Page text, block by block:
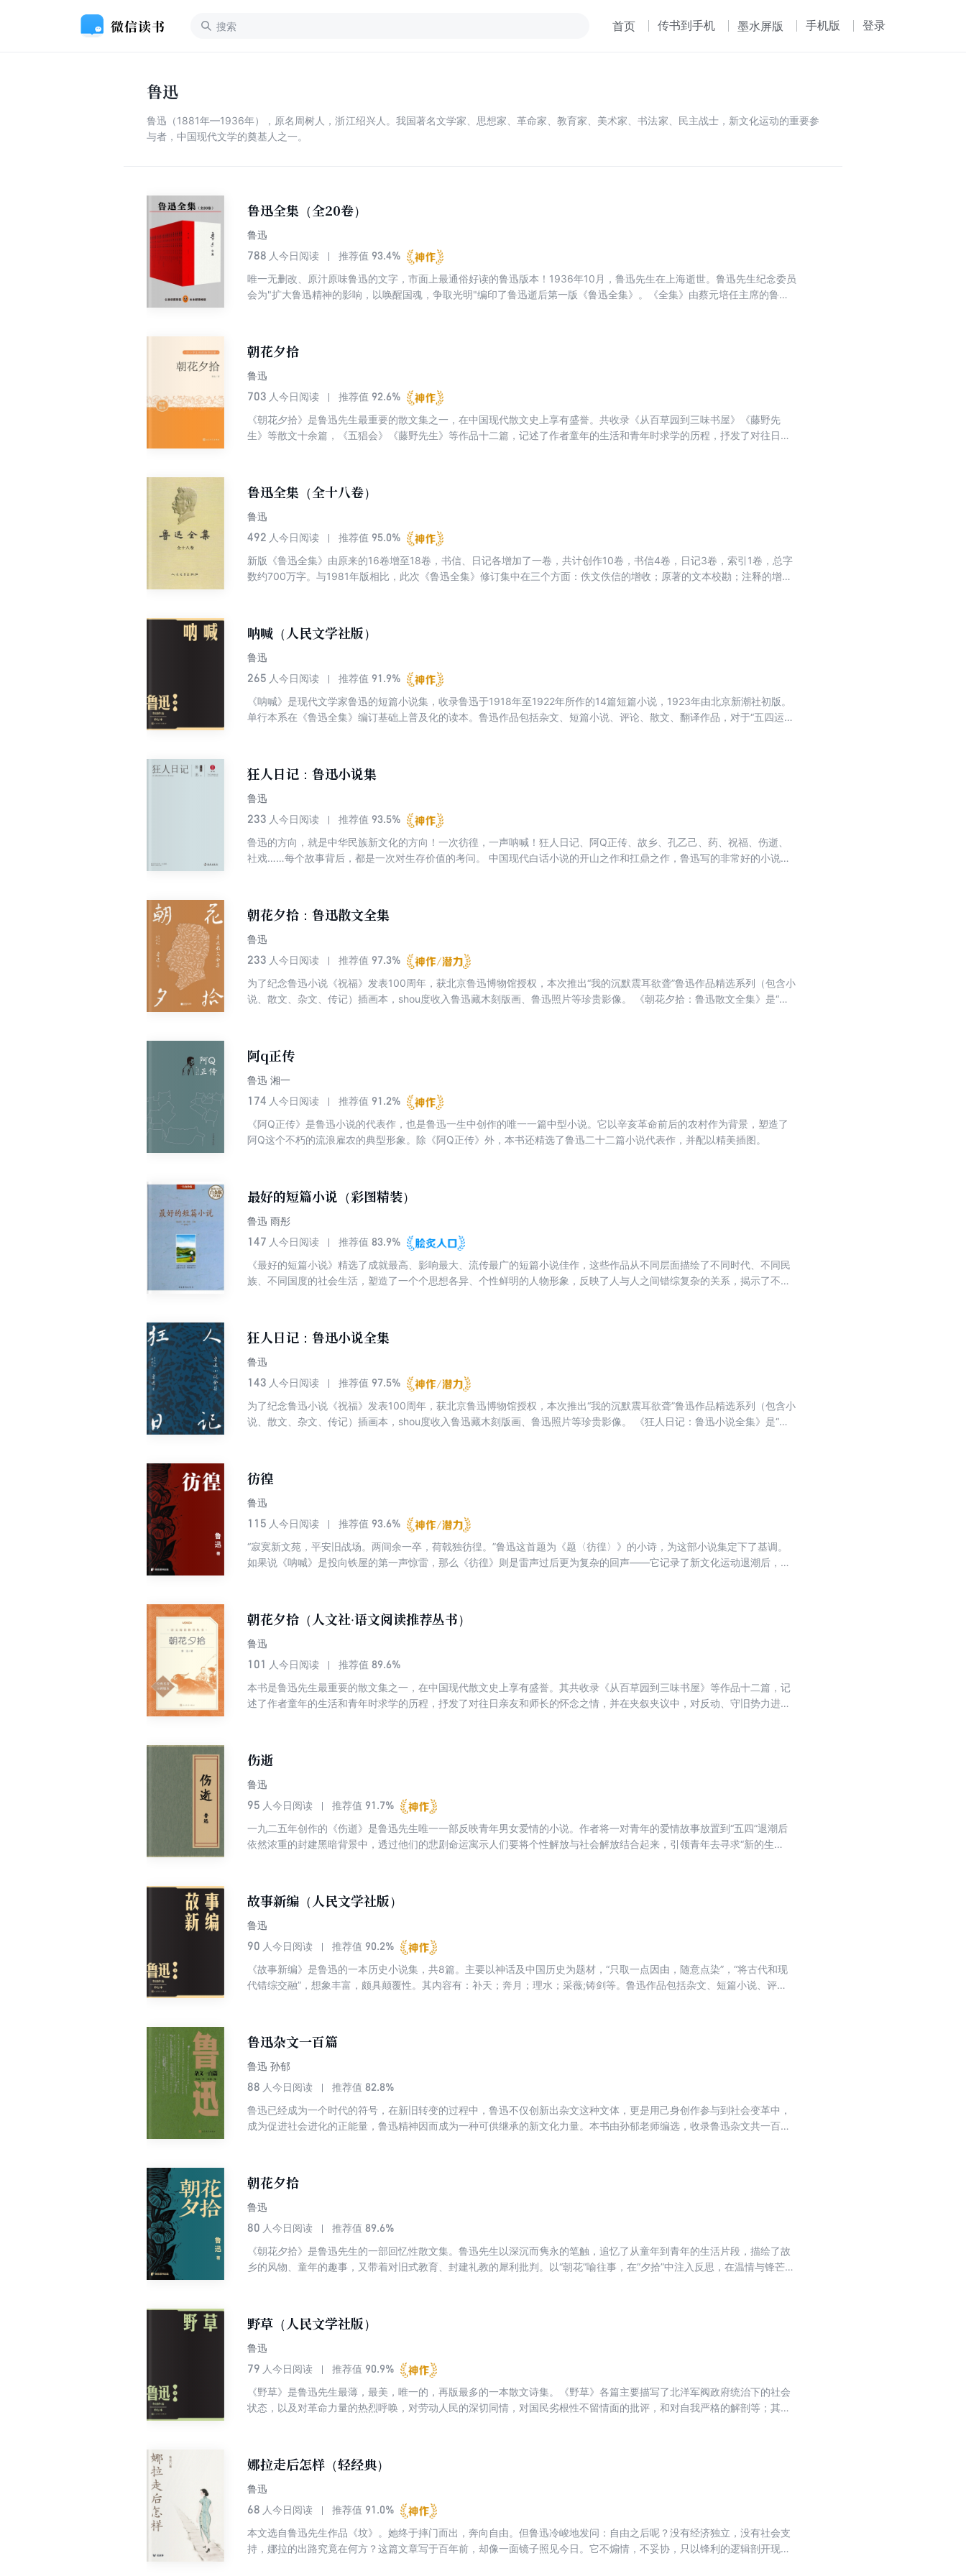
首页 传书到手机 墨水屏版 手机版 登录
鲁迅
鲁迅（1881年—1936年），原名周树人，浙江绍兴人。我国著名文学家、思想家、革命家、教育家、美术家、书法家、民主战士，新文化运动的重要参
与者，中国现代文学的奠基人之一。
鲁迅全集（全20卷）
鲁迅
788 人今日阅读 推荐值 93.4%
唯一无删改、原汁原味鲁迅的文字，市面上最通俗好读的鲁迅版本！1936年10月，鲁迅先生在上海逝世。鲁迅先生纪念委员
会为"扩大鲁迅精神的影响，以唤醒国魂，争取光明"编印了鲁迅逝后第一版《鲁迅全集》。《全集》由蔡元培任主席的鲁迅
集（第二卷）-热风、彷徨、朝花夕拾、故事新编；鲁迅全集（第三卷）-华盖集、华盖集续编、华盖集续编的续编、而已
集；鲁迅全集（第四卷）-三闲集、二心集、伪自由书；’鲁迅全集（第五卷）-南腔北调集、准风月谈、花边文学；鲁迅全集
（第六卷）-且介亭杂文、且介亭杂文二编、且介亭杂文续编；鲁迅全集（第七卷）-致许广平书信集、集外集、集外集拾
遗；鲁迅全集（第八卷）-会稽郡故书杂集、古小说钩沉；鲁迅全集（第九卷）-嵇康集、中国小说史略、后记；鲁迅全集
（第十卷）-小说旧闻钞、唐宋传奇集、汉文学史纲要；鲁迅全集（第十一卷）-月界旅行、地底旅行、域外小说集、现代小
说译丛、现代日本小说集、工人绥惠略夫；鲁迅全集（第十二卷）-一个青年的梦、爱罗先珂童话集、桃色的云；鲁迅全集
艺术论、现代新兴文学的诸问题、文艺与批评、文艺政策；鲁迅全集（第十八卷）-十月、毁灭、山民牧唱、坏孩子和别的奇
闻；鲁迅全集（第十九卷）-竖琴、一天的工作；鲁迅全集（第二十卷）-死魂灵。
朝花夕拾
鲁迅
703 人今日阅读 推荐值 92.6%
《朝花夕拾》是鲁迅先生最重要的散文集之一，在中国现代散文史上享有盛誉。共收录《从百草园到三味书屋》《藤野先
生》等散文十余篇，《五猖会》《藤野先生》等作品十二篇，记述了作者童年的生活和青年时求学的历程，抒发了对往日亲
受。书末附录了北京大学中文系教授、统编语文教材总主编温儒敏先生《和中学生朋友谈谈怎样读〈朝花夕拾〉》一文，以
期对青少年读者阅读这本名著有一个切实指导。
鲁迅全集（全十八卷）
鲁迅
492 人今日阅读 推荐值 95.0%
新版《鲁迅全集》由原来的16卷增至18卷，书信、日记各增加了一卷，共计创作10卷，书信4卷，日记3卷，索引1卷，总字
数约700万字。与1981年版相比，此次《鲁迅全集》修订集中在三个方面：佚文佚信的增收；原著的文本校勘；注释的增补
呐喊（人民文学社版）
鲁迅
265 人今日阅读 推荐值 91.9%
《呐喊》是现代文学家鲁迅的短篇小说集，收录鲁迅于1918年至1922年所作的14篇短篇小说，1923年由北京新潮社初版。
单行本系在《鲁迅全集》编订基础上普及化的读本。鲁迅作品包括杂文、短篇小说、评论、散文、翻译作品，对于“五四运
狂人日记：鲁迅小说集
鲁迅
233 人今日阅读 推荐值 93.5%
鲁迅的方向，就是中华民族新文化的方向！一次彷徨，一声呐喊！狂人日记、阿Q正传、故乡、孔乙己、药、祝福、伤逝、
社戏……每个故事背后，都是一次对生存价值的考问。 中国现代白话小说的开山之作和扛鼎之作，鲁迅写的非常好的小说
于从国家、民族生死存亡的高度，来认识、发掘问题的内在本质，铸造典型的艺术形象，因而具有极高的艺术价值。鲁迅的
作品，不愧为中国社会从辛亥革命到第一次国内革命战争时期的一面镜子，堪称现代文学的典范。
朝花夕拾：鲁迅散文全集
鲁迅
233 人今日阅读 推荐值 97.3%
为了纪念鲁迅小说《祝福》发表100周年，获北京鲁迅博物馆授权，本次推出“我的沉默震耳欲聋”鲁迅作品精选系列（包含小
说、散文、杂文、传记）插画本，shou度收入鲁迅藏木刻版画、鲁迅照片等珍贵影像。 《朝花夕拾：鲁迅散文全集》是“我
有外国人名、地名等，亦均保留原有译法，不作修改。同时为方便阅读，对书中的人名、地名、作品、重要事件等进行必要
注释。
阿q正传
鲁迅 湘一
174 人今日阅读 推荐值 91.2%
《阿Q正传》是鲁迅小说的代表作，也是鲁迅一生中创作的唯一一篇中型小说。它以辛亥革命前后的农村作为背景，塑造了
阿Q这个不朽的流浪雇农的典型形象。除《阿Q正传》外，本书还精选了鲁迅二十二篇小说代表作，并配以精美插图。
最好的短篇小说（彩图精装）
鲁迅 雨彤
147 人今日阅读 推荐值 83.9%
《最好的短篇小说》精选了成就最高、影响最大、流传最广的短篇小说佳作，这些作品从不同层面描绘了不同时代、不同民
族、不同国度的社会生活，塑造了一个个思想各异、个性鲜明的人物形象，反映了人与人之间错综复杂的关系，揭示了不同
狂人日记：鲁迅小说全集
鲁迅
143 人今日阅读 推荐值 97.5%
为了纪念鲁迅小说《祝福》发表100周年，获北京鲁迅博物馆授权，本次推出“我的沉默震耳欲聋”鲁迅作品精选系列（包含小
说、散文、杂文、传记）插画本，shou度收入鲁迅藏木刻版画、鲁迅照片等珍贵影像。 《狂人日记：鲁迅小说全集》是“我
集》等版本编辑而成。 为zui程度上保留原作精髓，全书的通假字和鲁迅习惯用字，仍完全保留。另有外国人名、地名等，
亦均保留原有译法，不作修改。同时为方便阅读，对书中的人名、地名、作品、重要事件等进行必要注释。
彷徨
鲁迅
115 人今日阅读 推荐值 93.6%
“寂寞新文苑，平安旧战场。两间余一卒，荷戟独彷徨。”鲁迅这首题为《题〈彷徨〉》的小诗，为这部小说集定下了基调。
如果说《呐喊》是投向铁屋的第一声惊雷，那么《彷徨》则是雷声过后更为复杂的回声——它记录了新文化运动退潮后，启
富。
朝花夕拾（人文社·语文阅读推荐丛书）
鲁迅
101 人今日阅读 推荐值 89.6%
本书是鲁迅先生最重要的散文集之一，在中国现代散文史上享有盛誉。其共收录《从百草园到三味书屋》等作品十二篇，记
述了作者童年的生活和青年时求学的历程，抒发了对往日亲友和师长的怀念之情，并在夹叙夹议中，对反动、守旧势力进行
伤逝
鲁迅
95 人今日阅读 推荐值 91.7%
一九二五年创作的《伤逝》是鲁迅先生唯一一部反映青年男女爱情的小说。作者将一对青年的爱情故事放置到“五四”退潮后
依然浓重的封建黑暗背景中，透过他们的悲剧命运寓示人们要将个性解放与社会解放结合起来，引领青年去寻求“新的生
故事新编（人民文学社版）
鲁迅
90 人今日阅读 推荐值 90.2%
《故事新编》是鲁迅的一本历史小说集，共8篇。主要以神话及中国历史为题材，“只取一点因由，随意点染”，“将古代和现
代错综交融”，想象丰富，颇具颠覆性。其内容有：补天；奔月；理水；采薇;铸剑等。鲁迅作品包括杂文、短篇小说、评
鲁迅杂文一百篇
鲁迅 孙郁
88 人今日阅读 推荐值 82.8%
鲁迅已经成为一个时代的符号，在新旧转变的过程中，鲁迅不仅创新出杂文这种文体，更是用己身创作参与到社会变革中，
成为促进社会进化的正能量，鲁迅精神因而成为一种可供继承的新文化力量。本书由孙郁老师编选，收录鲁迅杂文共一百
朝花夕拾
鲁迅
80 人今日阅读 推荐值 89.6%
《朝花夕拾》是鲁迅先生的一部回忆性散文集。鲁迅先生以深沉而隽永的笔触，追忆了从童年到青年的生活片段，描绘了故
乡的风物、童年的趣事，又带着对旧式教育、封建礼教的犀利批判。以“朝花”喻往事，在“夕拾”中注入反思，在温情与锋芒的
野草（人民文学社版）
鲁迅
79 人今日阅读 推荐值 90.9%
《野草》是鲁迅先生最薄，最美，唯一的，再版最多的一本散文诗集。《野草》各篇主要描写了北洋军阀政府统治下的社会
状态，以及对革命力量的热烈呼唤，对劳动人民的深切同情，对国民劣根性不留情面的批评，和对自我严格的解剖等；其中
娜拉走后怎样（轻经典）
鲁迅
68 人今日阅读 推荐值 91.0%
本文选自鲁迅先生作品《坟》。她终于摔门而出，奔向自由。但鲁迅冷峻地发问：自由之后呢？没有经济独立，没有社会支
持，娜拉的出路究竟在何方？这篇文章写于百年前，却像一面镜子照见今日。它不煽情，不妥协，只以锋利的逻辑剖开现